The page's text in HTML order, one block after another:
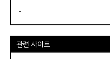
-
관련 사이트